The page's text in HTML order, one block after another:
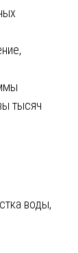
тысяч
воды,